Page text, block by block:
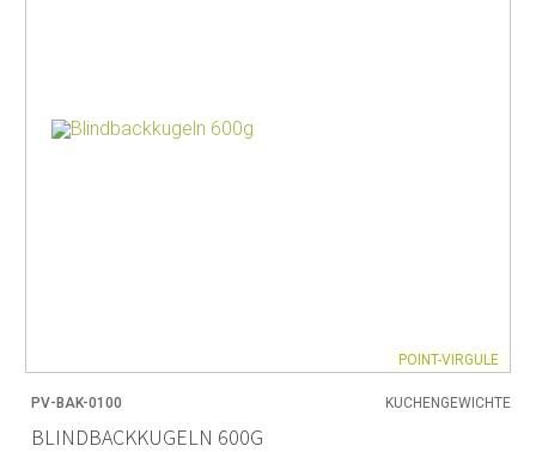
POINT-VIRGULE
PV-BAK-0100 KUCHENGEWICHTE
BLINDBACKKUGELN 600G